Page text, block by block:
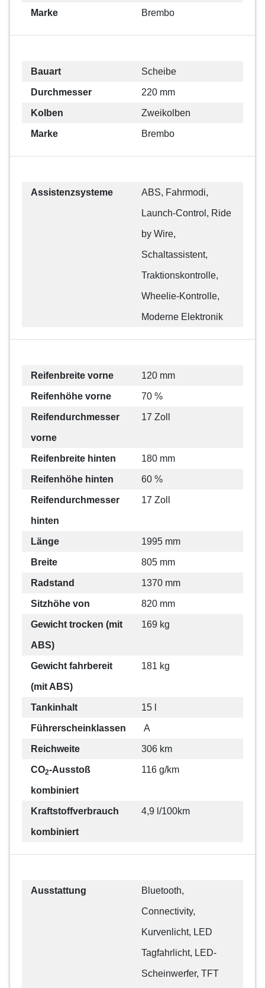
Marke Brembo
Bauart Scheibe
Durchmesser 220 mm
Kolben Zweikolben
Marke Brembo
Assistenzsysteme ABS, Fahrmodi,
Launch-Control, Ride
by Wire,
Schaltassistent,
Traktionskontrolle,
Wheelie-Kontrolle,
Moderne Elektronik
Reifenbreite vorne 120 mm
Reifenhöhe vorne 70 %
Reifendurchmesser
vorne
17 Zoll
Reifenbreite hinten 180 mm
Reifenhöhe hinten 60 %
Reifendurchmesser
hinten
17 Zoll
Länge 1995 mm
Breite 805 mm
Radstand 1370 mm
Sitzhöhe von 820 mm
Gewicht trocken (mit
ABS)
169 kg
Gewicht fahrbereit
(mit ABS)
181 kg
Tankinhalt 15 l
Führerscheinklassen A
Reichweite 306 km
CO2-Ausstoß
kombiniert
116 g/km
Kraftstoffverbrauch
kombiniert
4,9 l/100km
Ausstattung Bluetooth,
Connectivity,
Kurvenlicht, LED
Tagfahrlicht, LED-
Scheinwerfer, TFT